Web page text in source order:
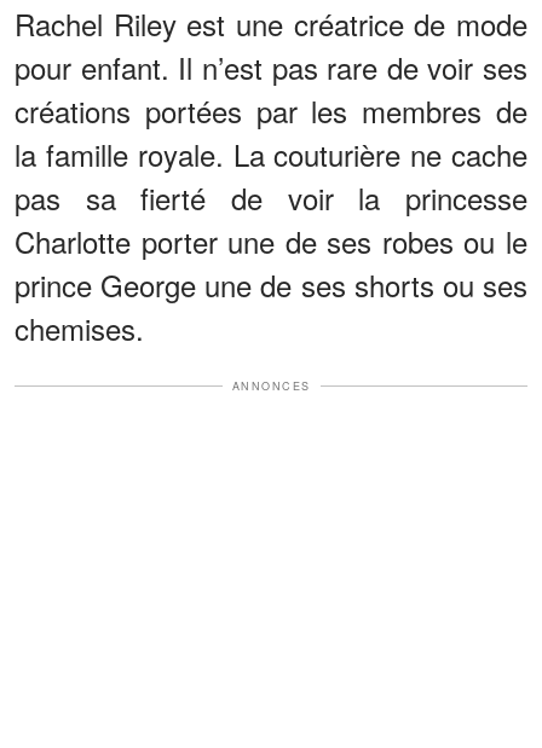
Rachel Riley est une créatrice de mode
pour enfant. Il n’est pas rare de voir ses
créations portées par les membres de
la famille royale. La couturière ne cache
pas sa fierté de voir la princesse
Charlotte porter une de ses robes ou le
prince George une de ses shorts ou ses
chemises.
ANNONCES